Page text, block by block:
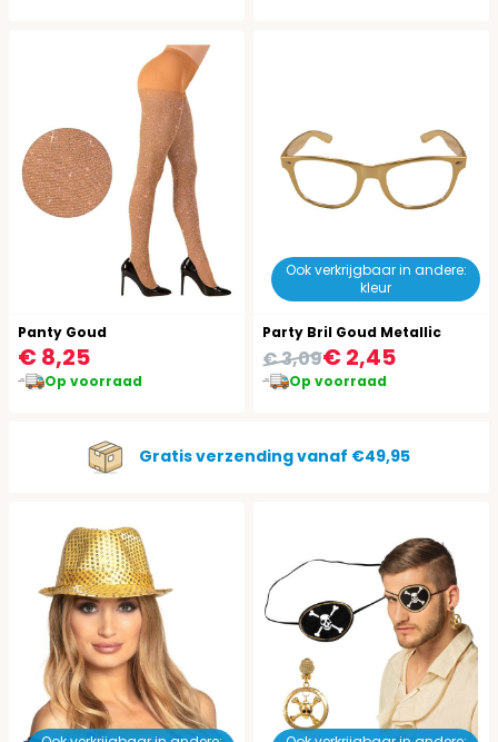
Panty Goud
€ 8,25
Op voorraad
Ook verkrijgbaar in andere:
kleur
Party Bril Goud Metallic
€ 2,45
€ 3,09
Op voorraad
Gratis verzending vanaf €49,95